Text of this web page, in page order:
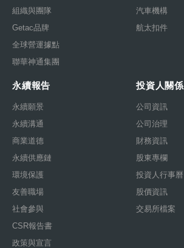
組織與團隊
Getac品牌
全球營運據點
聯華神通集團
汽車機構
航太扣件
永續報告
永續願景
永續溝通
商業道德
永續供應鏈
環境保護
友善職場
社會參與
CSR報告書
政策與宣言
投資人關係
公司資訊
公司治理
財務資訊
股東專欄
投資人行事曆
股價資訊
交易所檔案